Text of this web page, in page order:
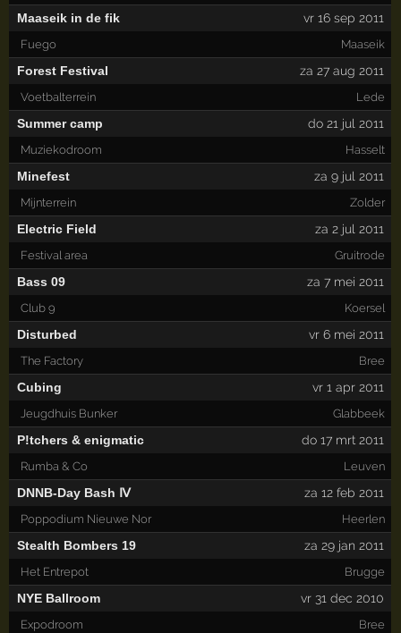
Maaseik in de fik vr 16 sep 2011
Fuego Maaseik
Forest Festival za 27 aug 2011
Voetbalterrein Lede
Summer camp do 21 jul 2011
Muziekodroom Hasselt
Minefest za 9 jul 2011
Mijnterrein Zolder
Electric Field za 2 jul 2011
Festival area Gruitrode
Bass 09 za 7 mei 2011
Club 9 Koersel
Disturbed vr 6 mei 2011
The Factory Bree
Cubing vr 1 apr 2011
Jeugdhuis Bunker Glabbeek
P!tchers & enigmatic do 17 mrt 2011
Rumba & Co Leuven
DNNB-Day Bash Ⅳ za 12 feb 2011
Poppodium Nieuwe Nor Heerlen
Stealth Bombers 19 za 29 jan 2011
Het Entrepot Brugge
NYE Ballroom vr 31 dec 2010
Expodroom Bree